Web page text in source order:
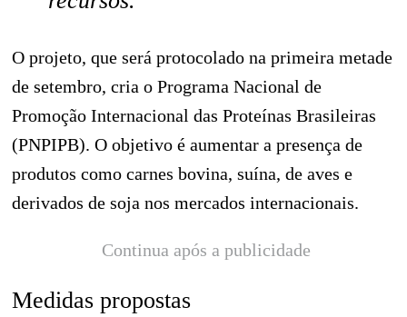
O projeto, que será protocolado na primeira metade
de setembro, cria o Programa Nacional de
Promoção Internacional das Proteínas Brasileiras
(PNPIPB). O objetivo é aumentar a presença de
produtos como carnes bovina, suína, de aves e
derivados de soja nos mercados internacionais.
Continua após a publicidade
Medidas propostas